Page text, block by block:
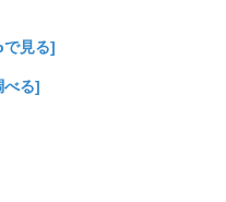
見る]
べる]